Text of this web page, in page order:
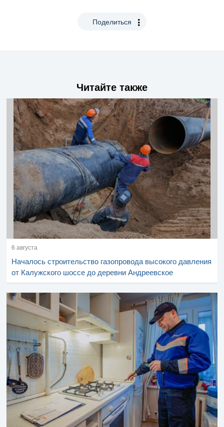
Поделиться
Читайте также
6 августа
Началось строительство газопровода высокого давления
от Калужского шоссе до деревни Андреевское